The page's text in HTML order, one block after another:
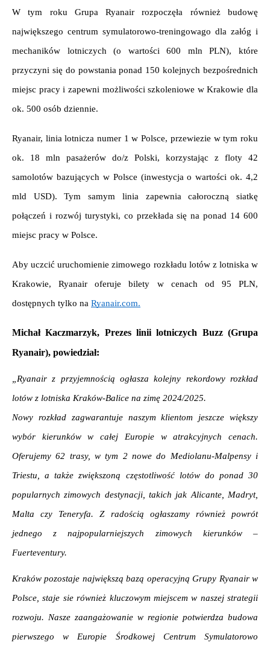
W tym roku Grupa Ryanair rozpoczęła również budowę
największego centrum symulatorowo-treningowago dla załóg i
mechaników lotniczych (o wartości 600 mln PLN), które
przyczyni się do powstania ponad 150 kolejnych bezpośrednich
miejsc pracy i zapewni możliwości szkoleniowe w Krakowie dla
ok. 500 osób dziennie.
Ryanair, linia lotnicza numer 1 w Polsce, przewiezie w tym roku
ok. 18 mln pasażerów do/z Polski, korzystając z floty 42
samolotów bazujących w Polsce (inwestycja o wartości ok. 4,2
mld USD). Tym samym linia zapewnia całoroczną siatkę
połączeń i rozwój turystyki, co przekłada się na ponad 14 600
miejsc pracy w Polsce.
Aby uczcić uruchomienie zimowego rozkładu lotów z lotniska w
Krakowie, Ryanair oferuje bilety w cenach od 95 PLN,
dostępnych tylko na Ryanair.com.
Michał Kaczmarzyk, Prezes linii lotniczych Buzz (Grupa
Ryanair), powiedział:
„Ryanair z przyjemnością ogłasza kolejny rekordowy rozkład
lotów z lotniska Kraków-Balice na zimę 2024/2025.
Nowy rozkład zagwarantuje naszym klientom jeszcze większy
wybór kierunków w całej Europie w atrakcyjnych cenach.
Oferujemy 62 trasy, w tym 2 nowe do Mediolanu-Malpensy i
Triestu, a także zwiększoną częstotliwość lotów do ponad 30
popularnych zimowych destynacji, takich jak Alicante, Madryt,
Malta czy Teneryfa. Z radością ogłaszamy również powrót
jednego z najpopularniejszych zimowych kierunków –
Fuerteventury.
Kraków pozostaje największą bazą operacyjną Grupy Ryanair w
Polsce, staje sie również kluczowym miejscem w naszej strategii
rozwoju. Nasze zaangażowanie w regionie potwierdza budowa
pierwszego w Europie Środkowej Centrum Symulatorowo